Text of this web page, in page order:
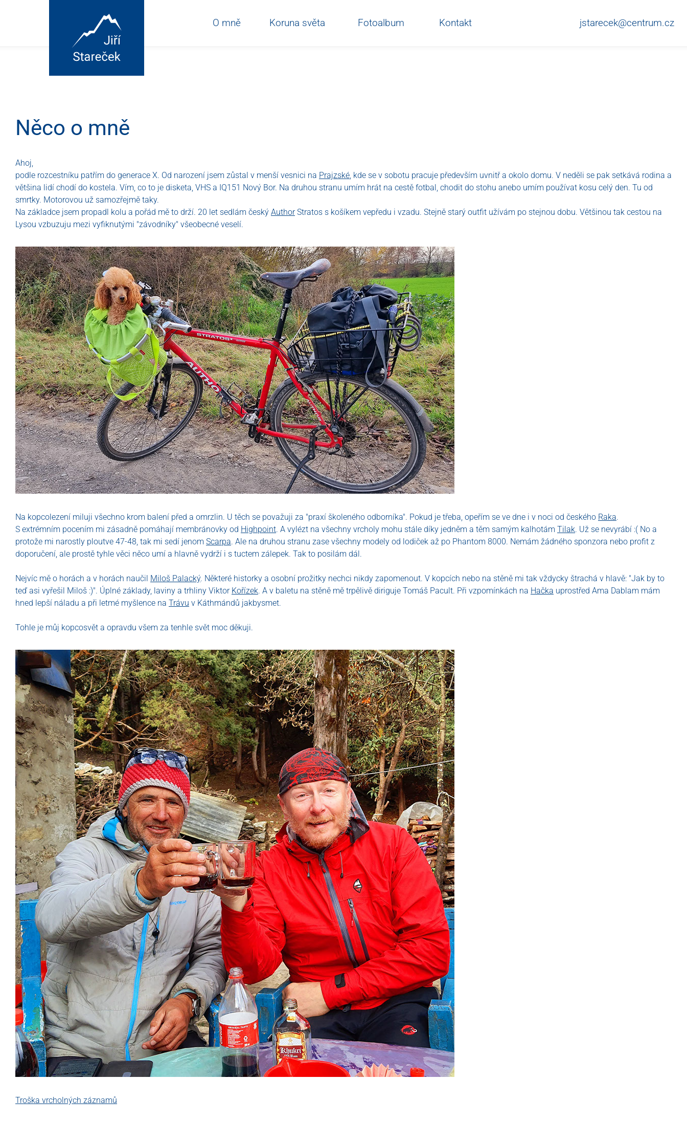
Něco o mně
Ahoj,
podle rozcestníku patřím do generace X. Od narození jsem zůstal v menší vesnici na Prajzské , kde se v sobotu pracuje především uvnitř a okolo domu. V neděli se pak setkává rodina a
většina lidí chodí do kostela. Vím, co to je disketa, VHS a IQ151 Nový Bor. Na druhou stranu umím hrát na cestě fotbal, chodit do stohu anebo umím používat kosu celý den. Tu od
smrtky. Motorovou už samozřejmě taky.
Na základce jsem propadl kolu a pořád mě to drží. 20 let sedlám českýAuthorStratos s košíkem vepředu i vzadu. Stejně starý outfit užívám po stejnou dobu. Většinou tak cestou na
Lysou vzbuzuju mezi vyfiknutými "závodníky" všeobecné veselí.
Na kopcolezení miluji všechno krom balení před a omrzlin. U těch se považuji za "praxí školeného odborníka". Pokud je třeba, opeřím se ve dne i v noci od českého Raka.
S extrémním pocením mi zásadně pomáhají membránovky od Highpoint. A vylézt na všechny vrcholy mohu stále díky jedněm a těm samým kalhotám Tilak. Už se nevyrábí :( No a
protože mi narostly ploutve 47-48, tak mi sedí jenom Scarpa. Ale na druhou stranu zase všechny modely od lodiček až po Phantom 8000. Nemám žádného sponzora nebo profit z
doporučení, ale prostě tyhle věci něco umí a hlavně vydrží i s tuctem zálepek. Tak to posilám dál.
Nejvíc mě o horách a v horách naučil Miloš Palacký. Některé historky a osobní prožitky nechci nikdy zapomenout. V kopcích nebo na stěně mi tak vždycky štrachá v hlavě: "Jak by to
teď asi vyřešil Miloš :)". Úplné základy, laviny a trhliny ViktorKořízek. A v baletu na stěně mě trpělivě diriguje Tomáš Pacult. Při vzpomínkách na Hačka uprostřed Ama Dablam mám
hned lepší náladu a při letmé myšlence na Trávu v Káthmándů jakbysmet.
Tohle je můj kopcosvět a opravdu všem za tenhle svět moc děkuji.
Troška vrcholných záznamů
jstarecek@centrum.cz
O mně Koruna světa Fotoalbum Kontakt